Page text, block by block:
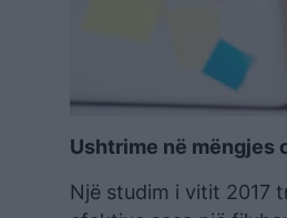
Ushtrime në mëngjes
Një studim i vitit 2017